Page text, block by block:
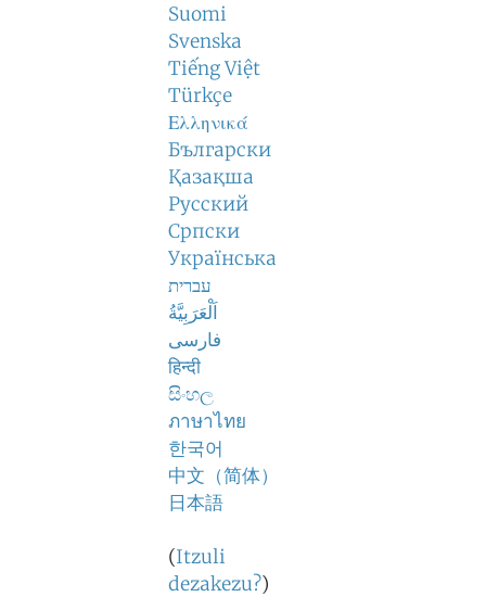
Suomi
Svenska
Tiếng Việt
Türkçe
Ελληνικά
Български
Қазақша
Русский
Српски
Українська
עברית
اَلْعَرَبِيَّةُ
فارسی
हिन्दी
සිංහල
ภาษาไทย
한국어
中文（简体）
日本語
(Itzuli
dezakezu?)